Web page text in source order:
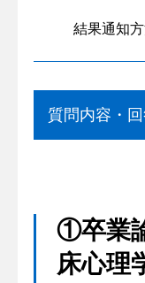
結果通知
質問内容・
①卒業
床心理